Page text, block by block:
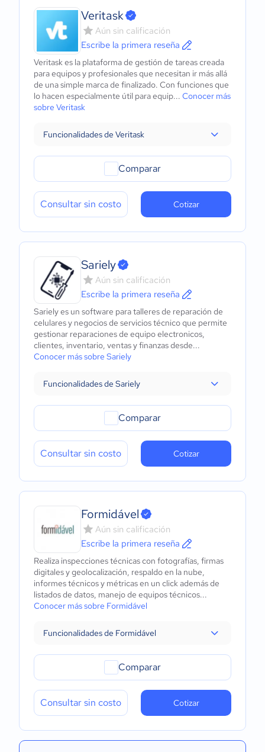
Veritask
Aún sin calificación
Escribe la primera reseña
Veritask es la plataforma de gestión de tareas creada
para equipos y profesionales que necesitan ir más allá
de una simple marca de finalizado. Con funciones que
lo hacen especialmente útil para equip... Conocer más
sobre Veritask
Funcionalidades de Veritask
Comparar
Consultar sin costo Cotizar
Sariely
Aún sin calificación
Escribe la primera reseña
Sariely es un software para talleres de reparación de
celulares y negocios de servicios técnico que permite
gestionar reparaciones de equipo electronicos,
clientes, inventario, ventas y finanzas desde...
Conocer más sobre Sariely
Funcionalidades de Sariely
Comparar
Consultar sin costo Cotizar
Formidável
Aún sin calificación
Escribe la primera reseña
Realiza inspecciones técnicas con fotografías, firmas
digitales y geolocalización, respaldo en la nube,
informes técnicos y métricas en un click además de
listados de datos, manejo de equipos técnicos...
Conocer más sobre Formidável
Funcionalidades de Formidável
Comparar
Consultar sin costo Cotizar